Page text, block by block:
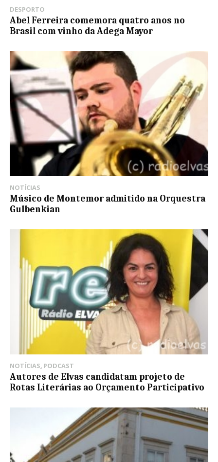
DESPORTO
Abel Ferreira comemora quatro anos no
Brasil com vinho da Adega Mayor
NOTÍCIAS
Músico de Montemor admitido na Orquestra
Gulbenkian
NOTÍCIAS, PODCAST
Autores de Elvas candidatam projeto de
Rotas Literárias ao Orçamento Participativo